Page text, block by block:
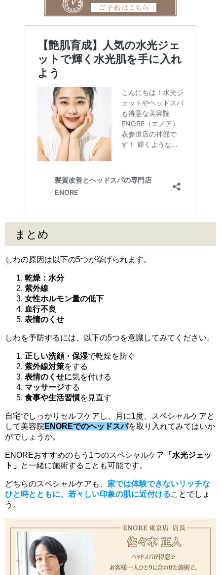
まとめ
しわの原因は以下の5つが挙げられます。
乾燥：水分
紫外線
女性ホルモン量の低下
血行不良
表情のくせ
しわを予防するには、以下の5つを意識してみてください。
正しい洗顔・保湿で乾燥を防ぐ
紫外線対策をする
表情のくせに気を付ける
マッサージする
食事や生活習慣を見直す
自宅でしっかりセルフケアし、月に1度、スペシャルケアと
して美容院 ENOREでのヘッドスパを取り入れてみてはいか
がでしょうか。
ENOREおすすめのもう1つのスペシャルケア 「水光ジェッ
ト」 と一緒に施術することも可能です。
どちらのスペシャルケアも、 家では体験できないリッチな
ひと時とともに、若々しい印象の肌に近付けることでしょ
う。